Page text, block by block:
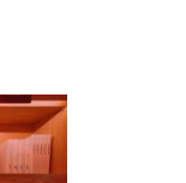
，窜货问题
和技术的进